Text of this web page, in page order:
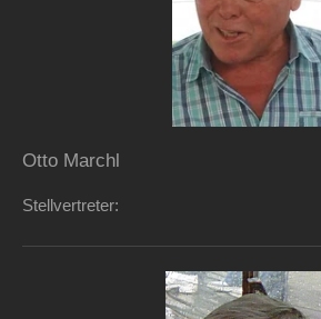
Otto Marchl
Stellvertreter: